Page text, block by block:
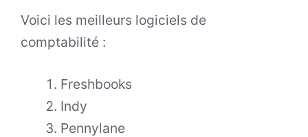
Voici les meilleurs logiciels de
comptabilité :
Freshbooks
Indy
Pennylane